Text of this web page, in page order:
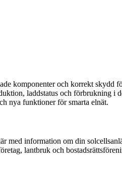
komponenter och korrekt
laddstatus och förbrukning i
nya funktioner för smarta elnät.
med information om din
lantbruk och